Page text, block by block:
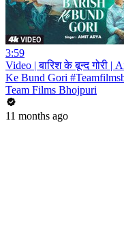
3:59
Video | बारिश के बून्द गोरी
Ke Bund Gori
Team Films Bhojpuri
11 months ago